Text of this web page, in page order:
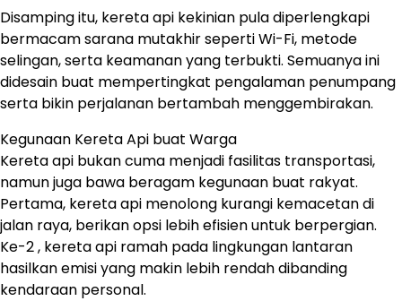
Disamping itu, kereta api kekinian pula diperlengkapi
bermacam sarana mutakhir seperti Wi-Fi, metode
selingan, serta keamanan yang terbukti. Semuanya ini
didesain buat mempertingkat pengalaman penumpang
serta bikin perjalanan bertambah menggembirakan.
Kegunaan Kereta Api buat Warga
Kereta api bukan cuma menjadi fasilitas transportasi,
namun juga bawa beragam kegunaan buat rakyat.
Pertama, kereta api menolong kurangi kemacetan di
jalan raya, berikan opsi lebih efisien untuk berpergian.
Ke-2 , kereta api ramah pada lingkungan lantaran
hasilkan emisi yang makin lebih rendah dibanding
kendaraan personal.